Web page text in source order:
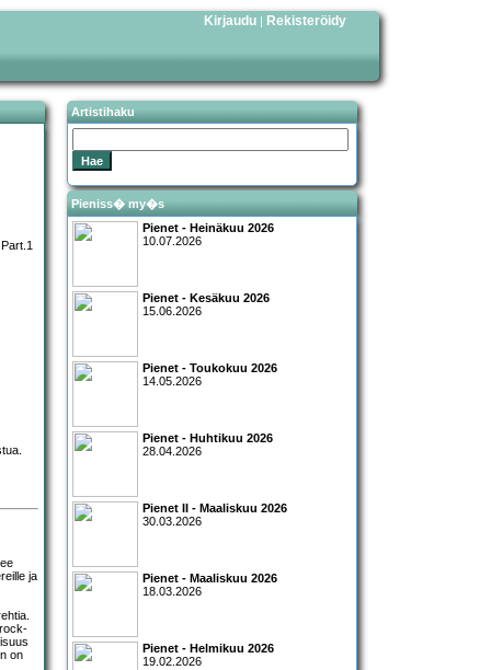
Kirjaudu | Rekisteröidy
ja
on
Artistihaku
Pieniss� my�s
Pienet - Heinäkuu 2026
10.07.2026
Pienet - Kesäkuu 2026
15.06.2026
Pienet - Toukokuu 2026
14.05.2026
Pienet - Huhtikuu 2026
28.04.2026
Pienet II - Maaliskuu 2026
30.03.2026
Pienet - Maaliskuu 2026
18.03.2026
Pienet - Helmikuu 2026
19.02.2026